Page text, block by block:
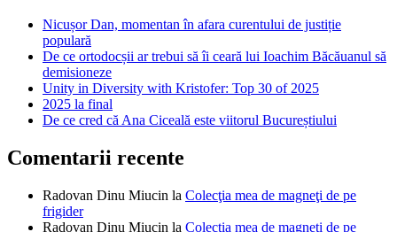
Nicușor Dan, momentan în afara curentului de justiție
populară
De ce ortodocșii ar trebui să îi ceară lui Ioachim Băcăuanul să
demisioneze
Unity in Diversity with Kristofer: Top 30 of 2025
2025 la final
De ce cred că Ana Ciceală este viitorul Bucureștiului
Comentarii recente
Radovan Dinu Miucin la Colecţia mea de magneţi de pe
frigider
Radovan Dinu Miucin la Colecţia mea de magneţi de pe